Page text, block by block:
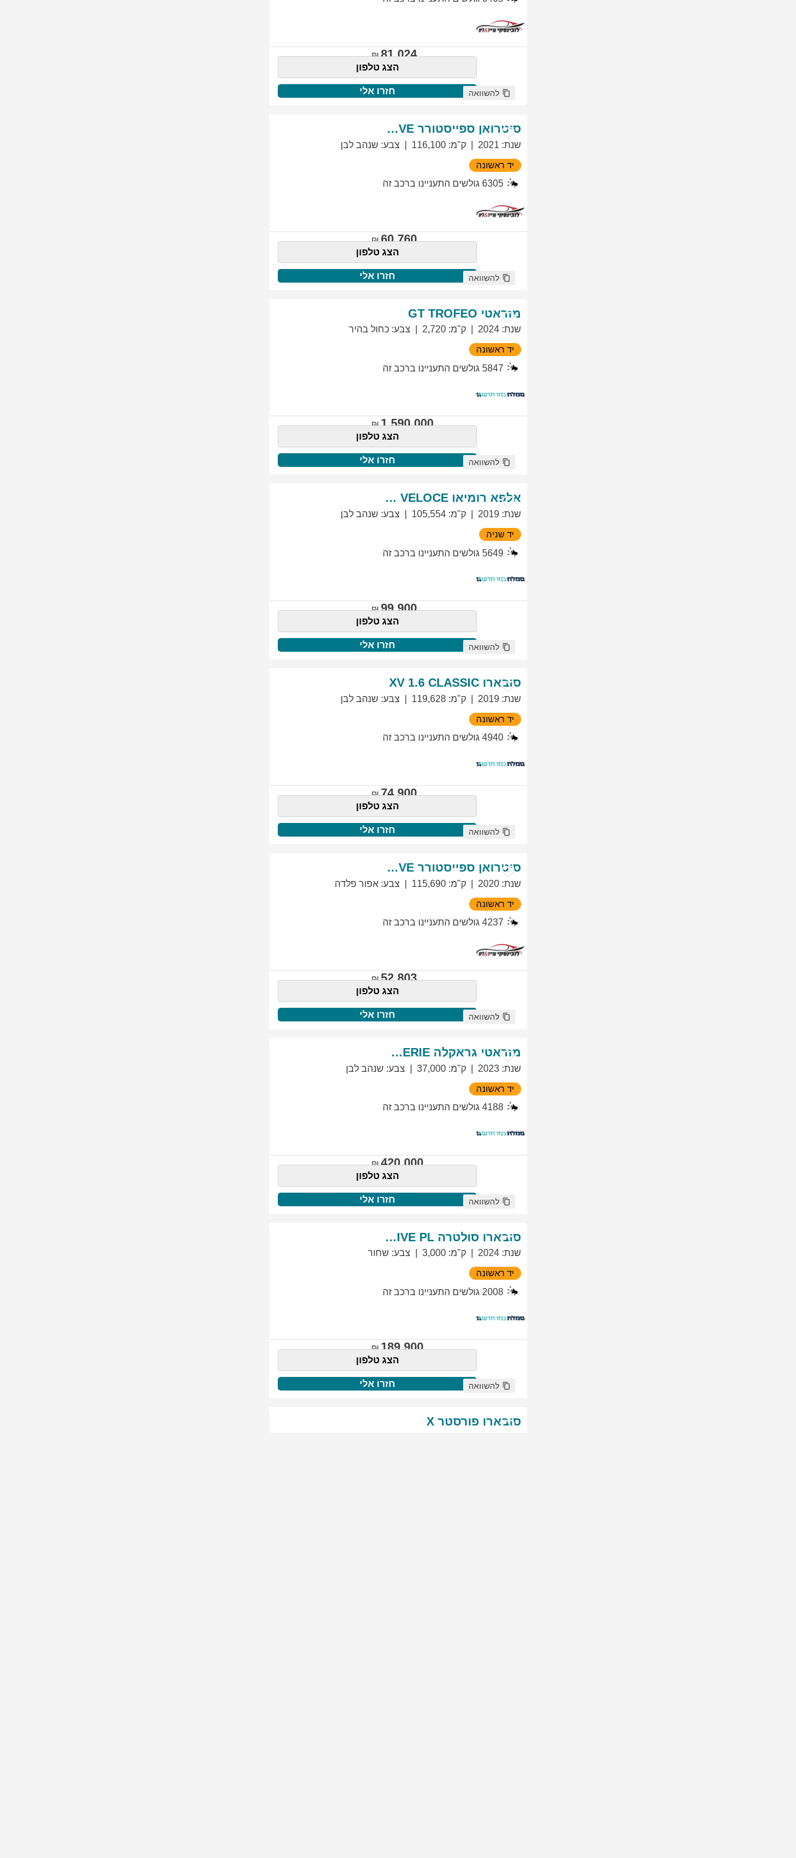
81,024
הצג טלפון
חזרו אלי להשוואה
סיטרואן ספייסטורר EXCLUSIVE
שנת:
2021 ק"מ:
116,100 צבע: שנהב לבן
יד ראשונה
6305 גולשים התעניינו ברכב זה
60,760
הצג טלפון
חזרו אלי להשוואה
מזראטי GT TROFEO
שנת:
2024 ק"מ:
2,720 צבע: כחול בהיר
יד ראשונה
5847 גולשים התעניינו ברכב זה
1,590,000
הצג טלפון
חזרו אלי להשוואה
אלפא רומיאו GIULIETTA VELOCE
שנת:
2019 ק"מ:
105,554 צבע: שנהב לבן
יד שניה
5649 גולשים התעניינו ברכב זה
99,900
הצג טלפון
חזרו אלי להשוואה
סובארו XV 1.6 CLASSIC
שנת:
2019 ק"מ:
119,628 צבע: שנהב לבן
יד ראשונה
4940 גולשים התעניינו ברכב זה
74,900
הצג טלפון
חזרו אלי להשוואה
סיטרואן ספייסטורר EXCLUSIVE
שנת:
2020 ק"מ:
115,690 צבע: אפור פלדה
יד ראשונה
4237 גולשים התעניינו ברכב זה
52,803
הצג טלפון
חזרו אלי להשוואה
מזראטי גראקלה PRIMASERIE
שנת:
2023 ק"מ:
37,000 צבע: שנהב לבן
יד ראשונה
4188 גולשים התעניינו ברכב זה
420,000
הצג טלפון
חזרו אלי להשוואה
סובארו סולטרה EXCLUSIVE PL
שנת:
2024 ק"מ:
3,000 צבע: שחור
יד ראשונה
2008 גולשים התעניינו ברכב זה
189,900
הצג טלפון
חזרו אלי להשוואה
סובארו פורסטר X